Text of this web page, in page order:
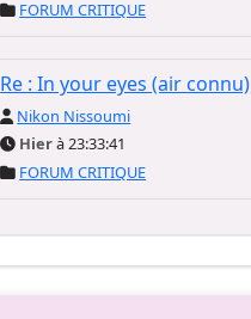
FORUM CRITIQUE
Re : In your eyes (air connu)
Nikon Nissoumi
Hierà 23:33:41
FORUM CRITIQUE